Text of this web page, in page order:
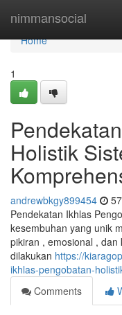
nimmansocial
Home
Home
1
Holistik
andrewbkgy899454
Pendekatan Ikhlas
kesembuhan yang unik
pikiran , emosional ,
dilakukan https://
ikhlas-pengobatan-
Comments